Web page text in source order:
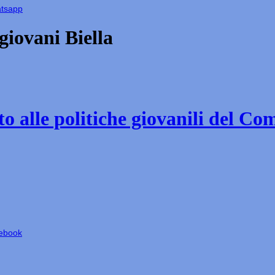
Biella
alle politiche giovanili del